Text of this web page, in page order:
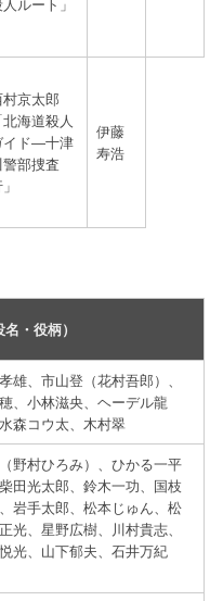
京太郎
北海道殺人
イド―十津
警部捜査
伊藤
寿浩
・役柄）
雄、市山登（花村吾郎）、
、小林滋央、ヘーデル龍
森コウ太、木村翠
（野村ひろみ）、ひかる一平
田光太郎、鈴木一功、国枝
岩手太郎、松本じゅん、松
光、星野広樹、川村貴志、
光、山下郁夫、石井万紀